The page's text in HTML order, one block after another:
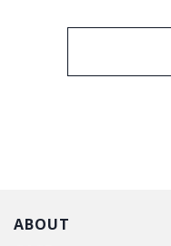
ABOUT